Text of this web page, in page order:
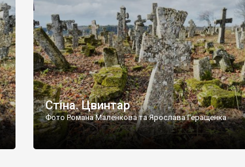
Стіна. Цвинтар
Фото Романа Маленкова та Ярослава Геращенка